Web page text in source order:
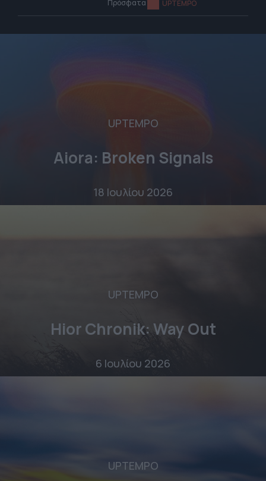
Πρόσφατα UPTEMPO
UPTEMPO
Aiora: Broken Signals
18 Ιουλίου 2026
UPTEMPO
Hior Chronik: Way Out
6 Ιουλίου 2026
UPTEMPO